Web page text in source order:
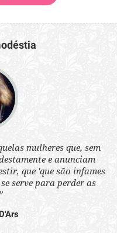
mulheres que, sem
e anunciam
que 'que são infames
serve para perder as